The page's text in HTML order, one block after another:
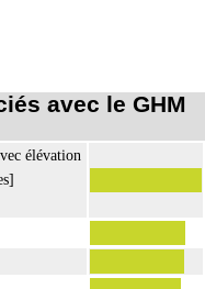
avec le GHM
élévation